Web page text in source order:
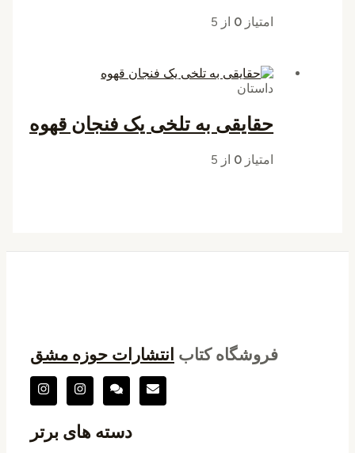
امتیاز 0 از 5
داستان
حقایقی به تلخی یک فنجان قهوه
امتیاز 0 از 5
فروشگاه کتاب انتشارات حوزه مشق
دسته های برتر